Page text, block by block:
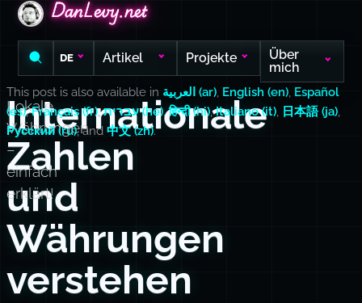
DanLevy.net
DanLevy.net
DanLevy.net
DE Artikel Projekte
Über
mich
Internationale
Zahlen
und
Währungen
verstehen
Lokale
Währungen
–
einfach
erklärt!
This post is also available in العربية (ar), English (en), Español
(es),Français (fr), עברית (he),हिन्दी (hi),Italiano (it), 日本語 (ja),
Русский (ru), and 中文 (zh).